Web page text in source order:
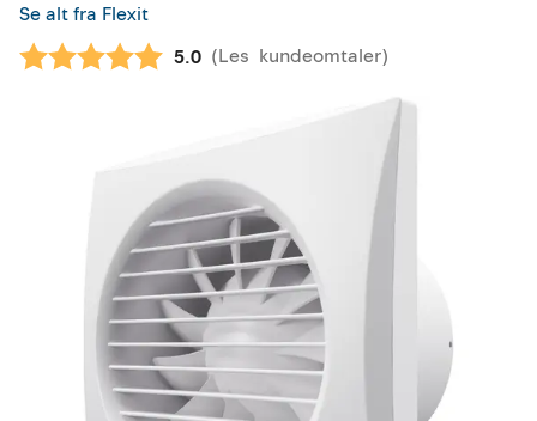
Se alt fra Flexit
Gjennomsnittskarakter:
5.0 (Les kundeomtaler)